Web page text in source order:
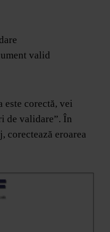
valid
este corectă, vei
de validare”. În
corectează eroarea